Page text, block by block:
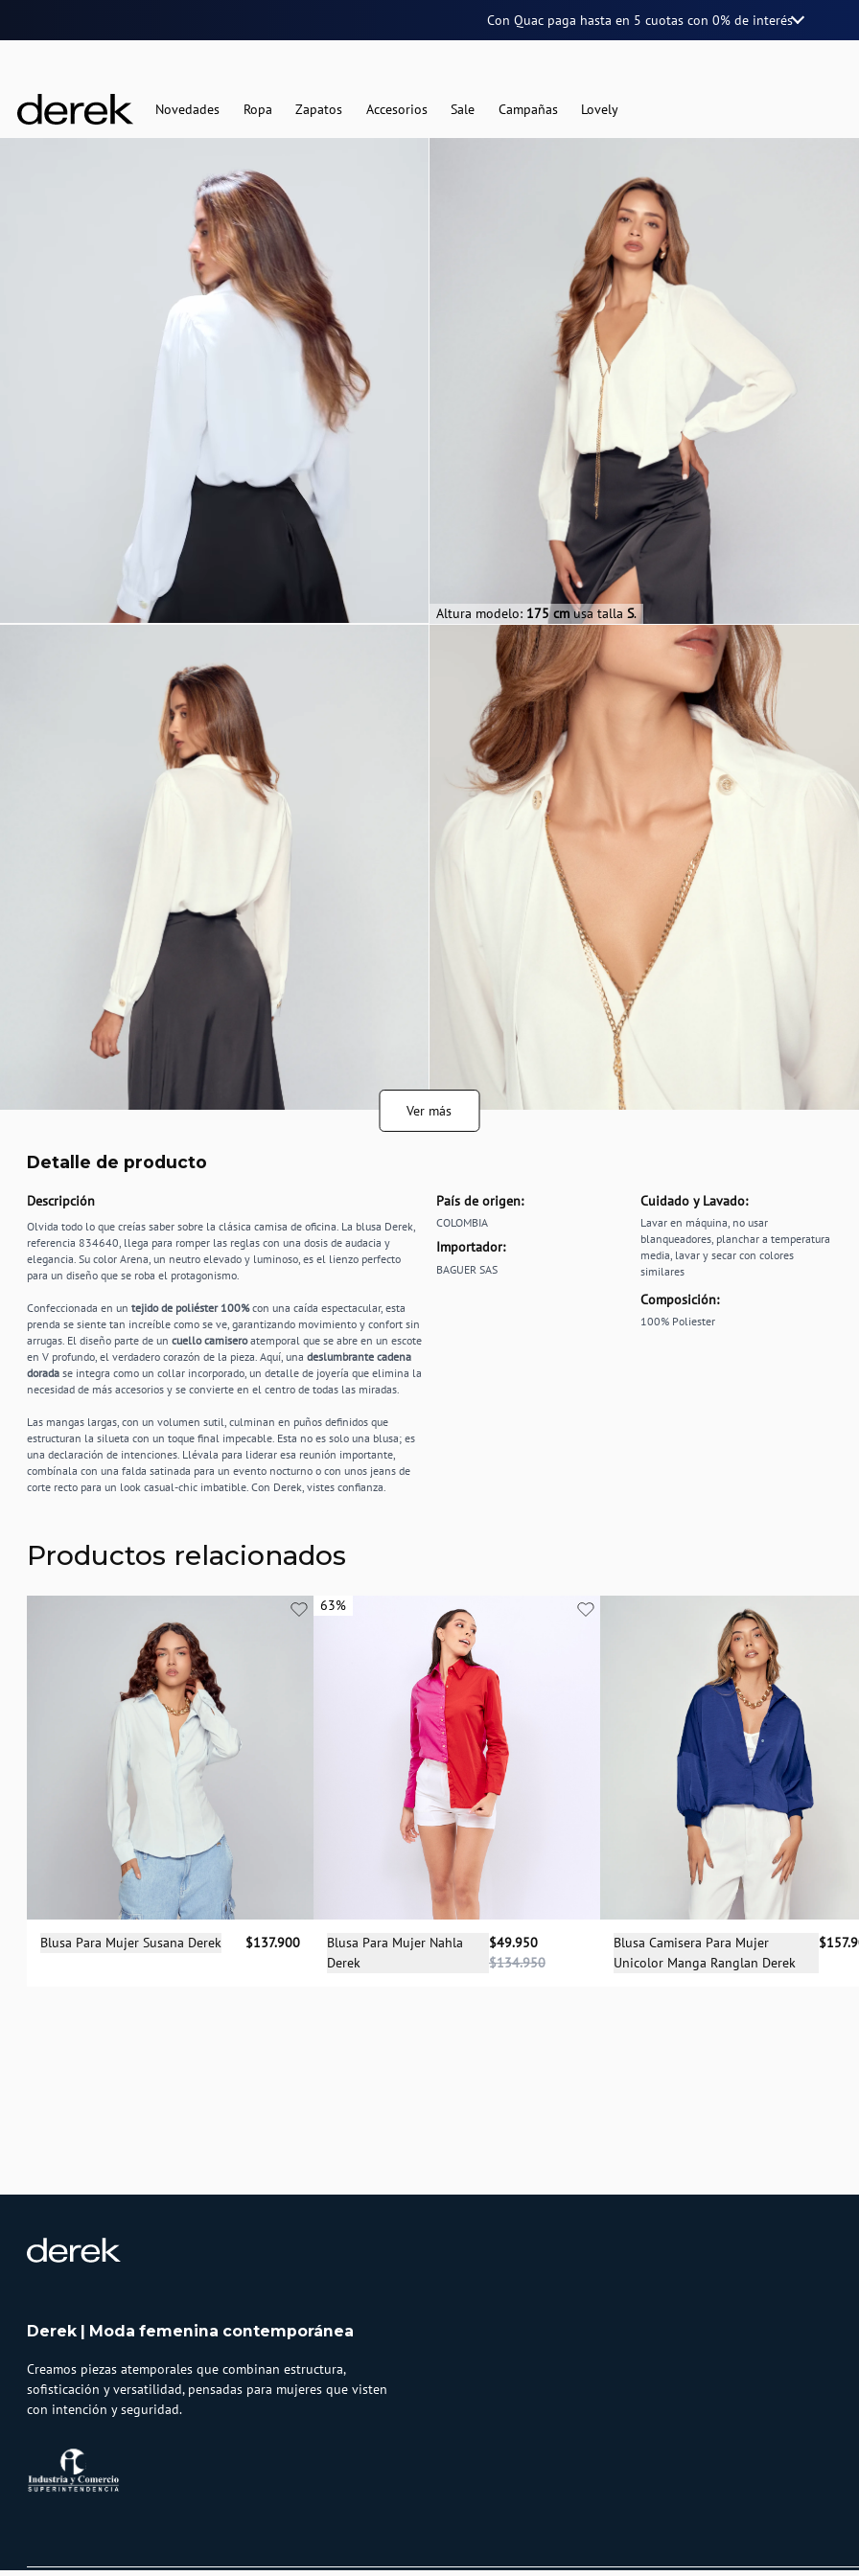
Con Quac paga hasta en 5 cuotascon 0% de interés
Novedades Ropa Zapatos Accesorios Sale Campañas Lovely
Altura modelo: 175 cmusa tallaS.
Ver más
Detalle de producto
Descripción
Olvida todo lo que creías saber sobre la clásica camisa de oficina. La blusa Derek,
referencia 834640, llega para romper las reglas con una dosis de audacia y
elegancia. Su color Arena, un neutro elevado y luminoso, es el lienzo perfecto
para un diseño que se roba el protagonismo.
Confeccionada en un tejido de poliéster 100%con una caída espectacular, esta
prenda se siente tan increíble como se ve, garantizando movimiento y confort sin
arrugas. El diseño parte de un cuello camiseroatemporal que se abre en un escote
en V profundo, el verdadero corazón de la pieza. Aquí, una deslumbrante cadena
dorada se integra como un collar incorporado, un detalle de joyería que elimina la
necesidad de más accesorios y se convierte en el centro de todas las miradas.
Las mangas largas, con un volumen sutil, culminan en puños definidos que
estructuran la silueta con un toque final impecable. Esta no es solo una blusa; es
una declaración de intenciones. Llévala para liderar esa reunión importante,
combínala con una falda satinada para un evento nocturno o con unos jeans de
corte recto para un look casual-chic imbatible. Con Derek, vistes confianza.
País de origen:
COLOMBIA
Importador:
BAGUER SAS
Cuidado y Lavado:
Lavar en máquina, no usar
blanqueadores, planchar a temperatura
media, lavar y secar con colores
similares
Composición:
100% Poliester
Productos relacionados
Selecciona una talla
Blusa Para Mujer Susana Derek $137.900
63%
63%
Selecciona una talla
Blusa Para Mujer Nahla
Derek
$49.950
$134.950
Selecciona una talla
S
Blusa Camisera Para Mujer
Unicolor Manga Ranglan Derek
Derek | Moda femenina contemporánea
Creamos piezas atemporales que combinan estructura,
sofisticación y versatilidad, pensadas para mujeres que visten
con intención y seguridad.